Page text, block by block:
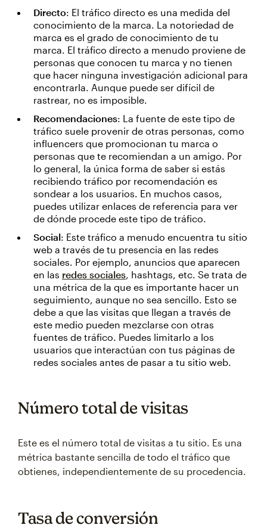
Directo: El tráfico directo es una medida del
conocimiento de la marca. La notoriedad de
marca es el grado de conocimiento de tu
marca. El tráfico directo a menudo proviene de
personas que conocen tu marca y no tienen
que hacer ninguna investigación adicional para
encontrarla. Aunque puede ser difícil de
rastrear, no es imposible.
Recomendaciones: La fuente de este tipo de
tráfico suele provenir de otras personas, como
influencers que promocionan tu marca o
personas que te recomiendan a un amigo. Por
lo general, la única forma de saber si estás
recibiendo tráfico por recomendación es
sondear a los usuarios. En muchos casos,
puedes utilizar enlaces de referencia para ver
de dónde procede este tipo de tráfico.
Social: Este tráfico a menudo encuentra tu sitio
web a través de tu presencia en las redes
sociales. Por ejemplo, anuncios que aparecen
en las redes sociales, hashtags, etc. Se trata de
una métrica de la que es importante hacer un
seguimiento, aunque no sea sencillo. Esto se
debe a que las visitas que llegan a través de
este medio pueden mezclarse con otras
fuentes de tráfico. Puedes limitarlo a los
usuarios que interactúan con tus páginas de
redes sociales antes de pasar a tu sitio web.
Número total de visitas
Este es el número total de visitas a tu sitio. Es una
métrica bastante sencilla de todo el tráfico que
obtienes, independientemente de su procedencia.
Tasa de conversión